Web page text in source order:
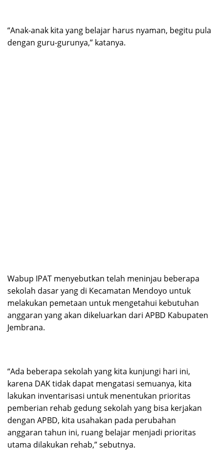
“Anak-anak kita yang belajar harus nyaman, begitu pula
dengan guru-gurunya,” katanya.
Wabup IPAT menyebutkan telah meninjau beberapa
sekolah dasar yang di Kecamatan Mendoyo untuk
melakukan pemetaan untuk mengetahui kebutuhan
anggaran yang akan dikeluarkan dari APBD Kabupaten
Jembrana.
“Ada beberapa sekolah yang kita kunjungi hari ini,
karena DAK tidak dapat mengatasi semuanya, kita
lakukan inventarisasi untuk menentukan prioritas
pemberian rehab gedung sekolah yang bisa kerjakan
dengan APBD, kita usahakan pada perubahan
anggaran tahun ini, ruang belajar menjadi prioritas
utama dilakukan rehab,” sebutnya.